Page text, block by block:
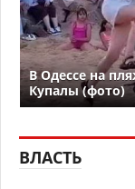
В Одессе на
Купалы (фото)
ВЛАСТЬ